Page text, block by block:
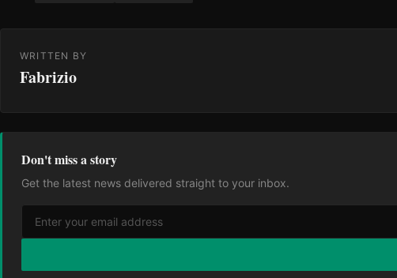
WRITTEN BY
Fabrizio
Don't miss a story
Get the latest news delivered straight to your inbox.